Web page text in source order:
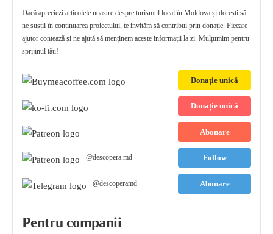
Dacă apreciezi articolele noastre despre turismul local în Moldova și dorești să
ne susții în continuarea proiectului, te invităm să contribui prin donație. Fiecare
ajutor contează și ne ajută să menținem aceste informații la zi. Mulțumim pentru
sprijinul tău!
Donație unică
Donație unică
Abonare
@descopera.md Follow
@descoperamd Abonare
Pentru companii